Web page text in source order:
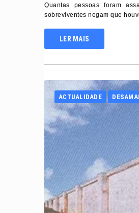
Quantas pessoas foram
sobreviventes negam que
LER MAIS
ACTUALIDADE